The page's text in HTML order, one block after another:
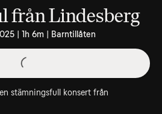
från Lindesberg
| 1h 6m | Barntillåten
stämningsfull konsert från